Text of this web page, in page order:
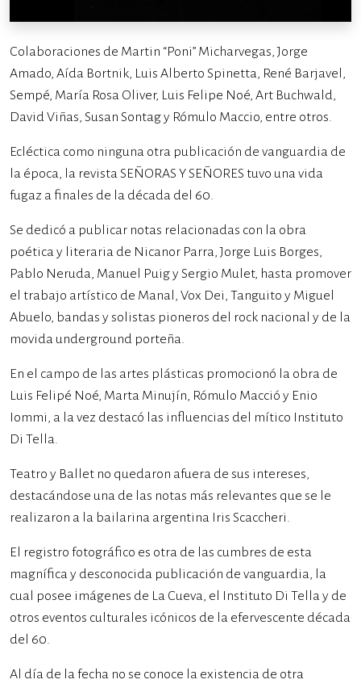
Colaboraciones de Martin “Poni” Micharvegas, Jorge
Amado, Aída Bortnik, Luis Alberto Spinetta, René Barjavel,
Sempé, María Rosa Oliver, Luis Felipe Noé, Art Buchwald,
David Viñas, Susan Sontag y Rómulo Maccio, entre otros.
Ecléctica como ninguna otra publicación de vanguardia de
la época, la revista SEÑORAS Y SEÑORES tuvo una vida
fugaz a finales de la década del 60.
Se dedicó a publicar notas relacionadas con la obra
poética y literaria de Nicanor Parra, Jorge Luis Borges,
Pablo Neruda, Manuel Puig y Sergio Mulet, hasta promover
el trabajo artístico de Manal, Vox Dei, Tanguito y Miguel
Abuelo, bandas y solistas pioneros del rock nacional y de la
movida underground porteña.
En el campo de las artes plásticas promocionó la obra de
Luis Felipé Noé, Marta Minujín, Rómulo Macció y Enio
Iommi, a la vez destacó las influencias del mítico Instituto
Di Tella.
Teatro y Ballet no quedaron afuera de sus intereses,
destacándose una de las notas más relevantes que se le
realizaron a la bailarina argentina Iris Scaccheri.
El registro fotográfico es otra de las cumbres de esta
magnífica y desconocida publicación de vanguardia, la
cual posee imágenes de La Cueva, el Instituto Di Tella y de
otros eventos culturales icónicos de la efervescente década
del 60.
Al día de la fecha no se conoce la existencia de otra